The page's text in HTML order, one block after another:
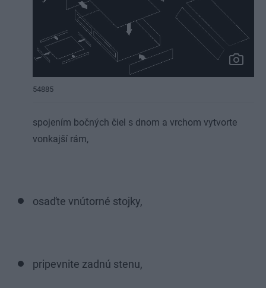
54885
spojením bočných čiel s dnom a vrchom vytvorte
vonkajší rám,
osaďte vnútorné stojky,
pripevnite zadnú stenu,